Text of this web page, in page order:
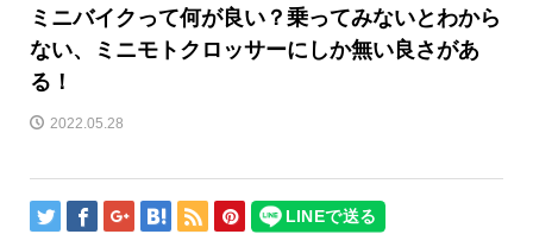
ミニバイクって何が良い？乗ってみないとわから
ない、ミニモトクロッサーにしか無い良さがあ
る！
2022.05.28